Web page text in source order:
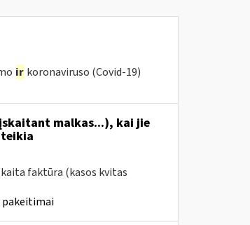
ir koronaviruso (Covid-19)
malkas...), kai jie
faktūra (kasos kvitas
pakeitimai